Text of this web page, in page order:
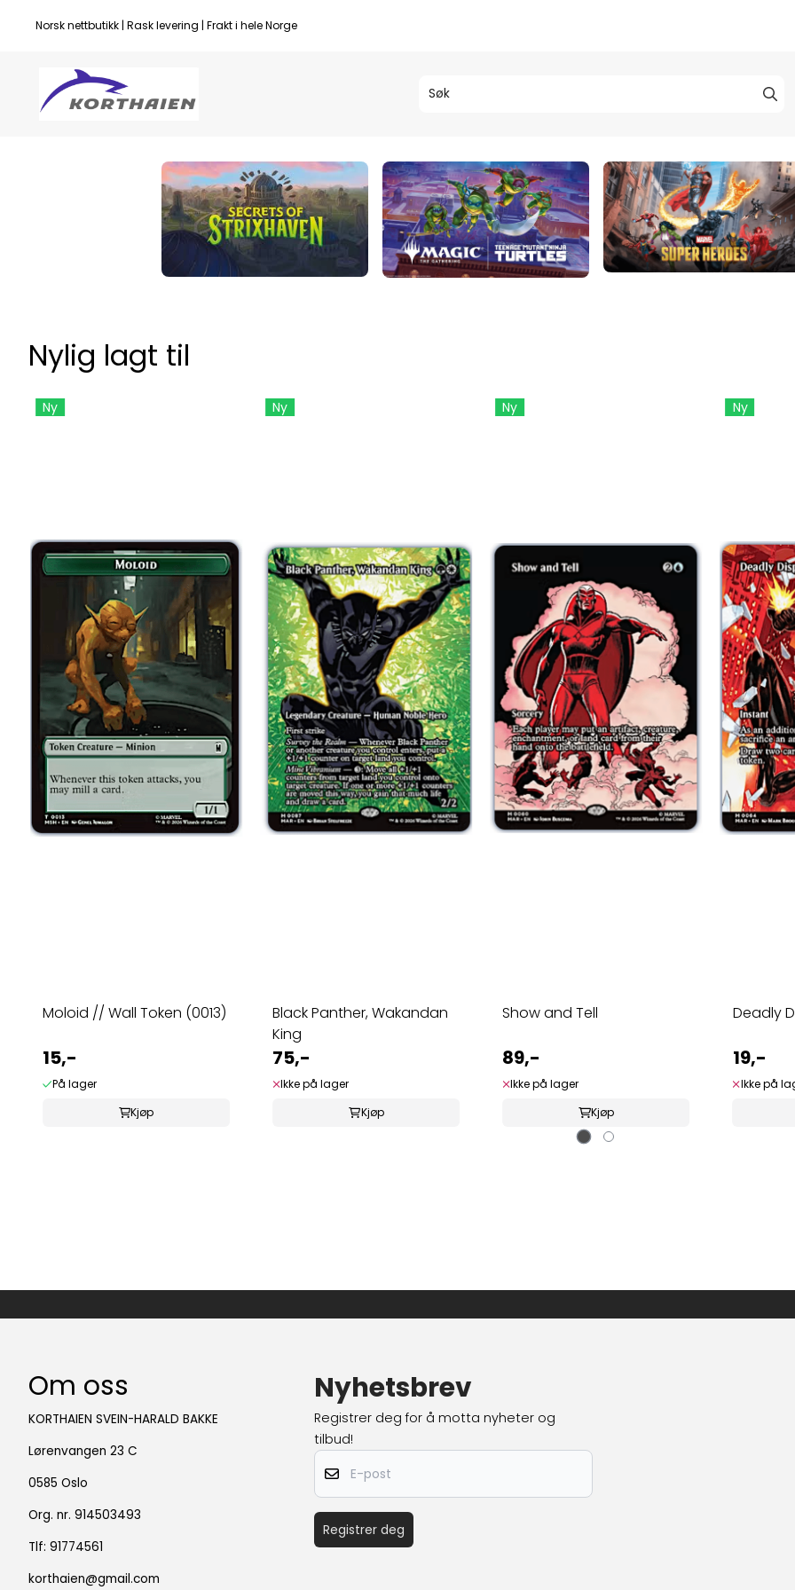
Hopp til innhold
Norsk nettbutikk | Rask levering | Frakt i hele Norge
Endre denne teksten i menyen til
Seksjon: Karusell - Blokk: Lysbilde -
Knapp til kategori
Nylig lagt til
Ny
Moloid // Wall Token (0013)
15,-
På lager
Kjøp
Ny
Black Panther, Wakandan
King
75,-
Ikke på lager
Kjøp
Ny
Show and Tell
89,-
Ikke på lager
Kjøp
Ny
Deadly
19,-
Ikke på
Om oss
KORTHAIEN SVEIN-HARALD BAKKE
Lørenvangen 23 C
0585 Oslo
Org. nr. 914503493
Tlf: 91774561
korthaien@gmail.com
Nyhetsbrev
Registrer deg for å motta nyheter og
tilbud!
E-post
Registrer deg